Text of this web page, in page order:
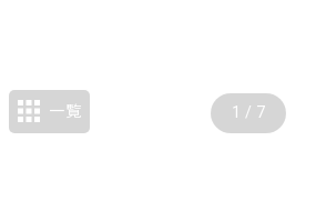
1 / 7
一覧